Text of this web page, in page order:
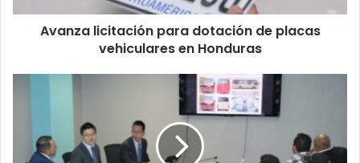
Honduras
Avanza licitación para dotación de placas
vehiculares en Honduras